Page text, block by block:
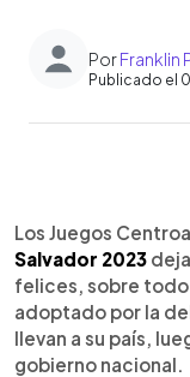
PorFranklin
Publicado el
Los Juegos
Salvador 2023
felices, sobre todo
adoptado por la
llevan a su país,
gobierno nacional.